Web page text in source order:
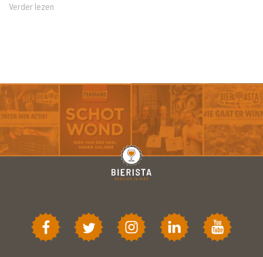
Verder lezen